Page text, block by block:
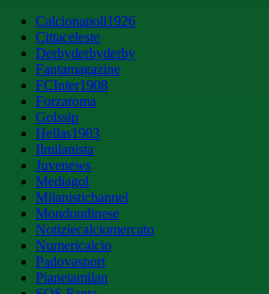
Calcionapoli1926
Cittaceleste
Derbyderbyderby
Fantamagazine
FCInter1908
Forzaroma
Golssip
Hellas1903
Ilmilanista
Juvenews
Mediagol
Milanistichannel
Mondoudinese
Notiziecalciomercato
Numericalcio
Padovasport
Pianetamilan